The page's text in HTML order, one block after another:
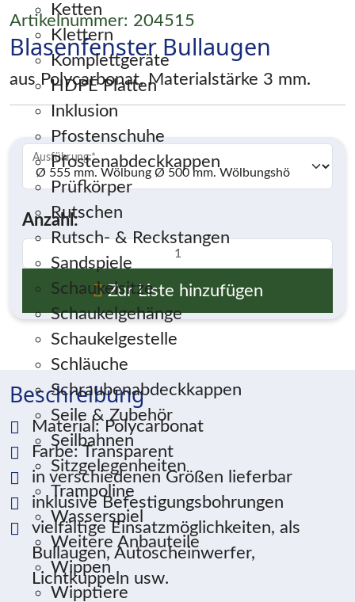
Ketten
Klettern
Komplettgeräte
HDPE Platten
Inklusion
Pfostenschuhe
Pfostenabdeckkappen
Prüfkörper
Rutschen
Rutsch- & Reckstangen
Sandspiele
Schaukelsitze
Schaukelgehänge
Schaukelgestelle
Schläuche
Schraubenabdeckkappen
Seile & Zubehör
Seilbahnen
Sitzgelegenheiten
Trampoline
Wasserspiel
Weitere Anbauteile
Wippen
Wipptiere
Artikelnummer: 204515
Blasenfenster Bullaugen
aus Polycarbonat, Materialstärke 3 mm.
Ausführung:*
Anzahl:
Zur Liste hinzufügen
Beschreibung
Material: Polycarbonat
Farbe: Transparent
in verschiedenen Größen lieferbar
inklusive Befestigungsbohrungen
vielfältige Einsatzmöglichkeiten, als
Bullaugen, Autoscheinwerfer,
Lichtkuppeln usw.